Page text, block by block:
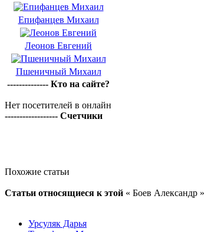
Епифанцев Михаил
Леонов Евгений
Пшеничный Михаил
-------------- Кто на сайте?
Нет посетителей в онлайн
------------------ Счетчики
Похожие статьи
Статьи относящиеся к этой « Боев Александр »
Урсуляк Дарья